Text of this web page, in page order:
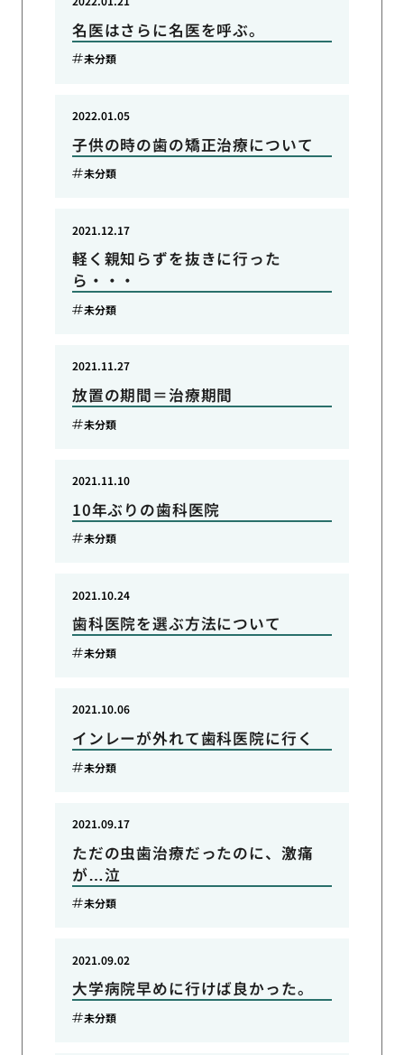
名医はさらに名医を呼ぶ。
未分類
子供の時の歯の矯正治療について
2022.01.05
未分類
軽く親知らずを抜きに行った
ら・・・
2021.12.17
未分類
放置の期間＝治療期間
2021.11.27
未分類
10年ぶりの歯科医院
2021.11.10
未分類
歯科医院を選ぶ方法について
2021.10.24
未分類
インレーが外れて歯科医院に行く
2021.10.06
未分類
ただの虫歯治療だったのに、激痛
が…泣
2021.09.17
未分類
大学病院早めに行けば良かった。
2021.09.02
未分類